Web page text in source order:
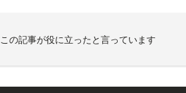
の記事が役に立ったと言っています